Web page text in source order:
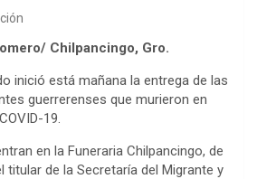
Chilpancingo, Gro.
inició está mañana la entrega de las
guerrerenses que murieron en
19.
en la Funeraria Chilpancingo, de
titular de la Secretaría del Migrante y